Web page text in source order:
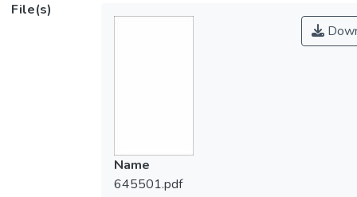
File(s)
Name
645501.pdf